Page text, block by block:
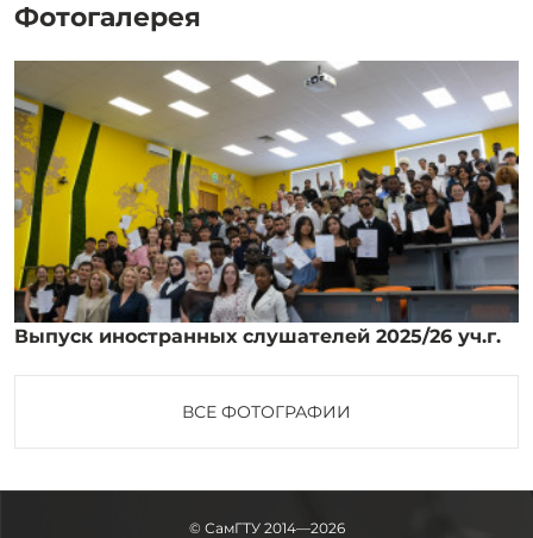
Фотогалерея
Выпуск иностранных слушателей 2025/26 уч.г.
ВСЕ ФОТОГРАФИИ
© СамГТУ 2014—2026